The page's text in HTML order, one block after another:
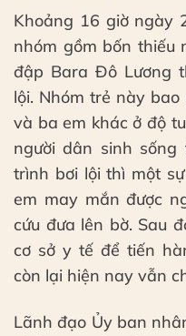
Khoảng 16 giờ ngày
nhóm gồm bốn thiếu
đập Bara Đô Lương
lội. Nhóm trẻ này
và ba em khác ở độ
người dân sinh sống
trình bơi lội thì một
em may mắn được
cứu đưa lên bờ. Sau
cơ sở y tế để tiến
còn lại hiện nay vẫn
Lãnh đạo Ủy ban